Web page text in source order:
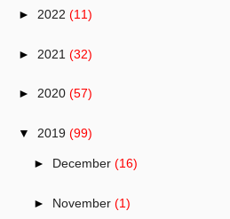
► 2022 (11)
► 2021 (32)
► 2020 (57)
▼ 2019 (99)
► December (16)
► November (1)